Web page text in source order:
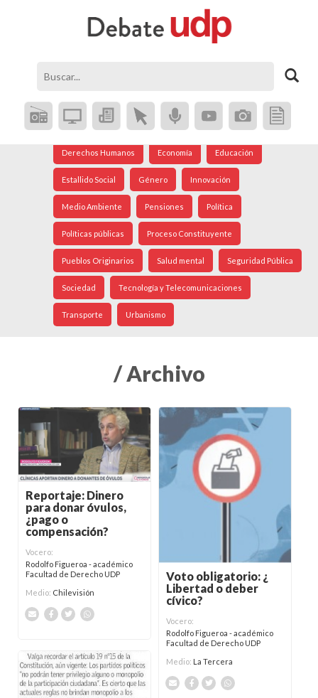
Coronavirus Crisis Social Democracia
Derechos Humanos Economía Educación
Estallido Social Género Innovación
Medio Ambiente Pensiones Política
Políticas públicas Proceso Constituyente
Pueblos Originarios Salud mental Seguridad Pública
Sociedad Tecnología y Telecomunicaciones
Transporte Urbanismo
/ Archivo
Reportaje: Dinero
para donar óvulos,
¿pago o
compensación?
Vocero:
Rodolfo Figueroa - académico
Facultad de Derecho UDP
Medio: Chilevisión
Voto obligatorio: ¿
Libertad o deber
cívico?
Vocero:
Rodolfo Figueroa - académico
Facultad de Derecho UDP
Medio: La Tercera